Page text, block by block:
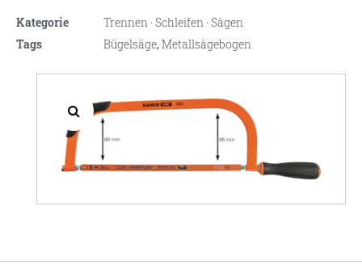
Kategorie
Trennen · Schleifen · Sägen
Tags
Bügelsäge,Metallsägebogen